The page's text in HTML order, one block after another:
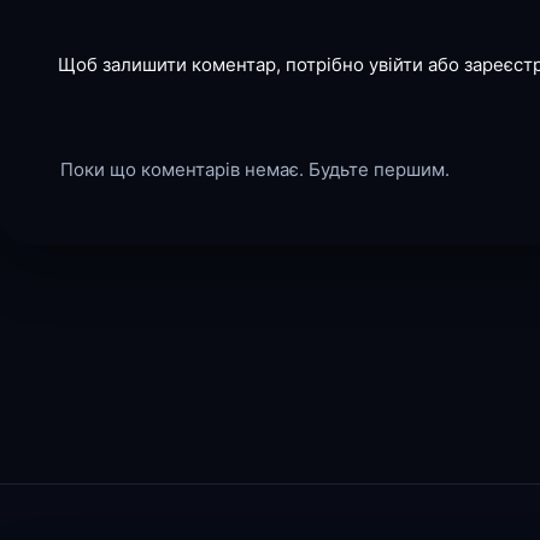
Щоб залишити коментар, потрібно увійти або
Поки що коментарів немає. Будьте першим.